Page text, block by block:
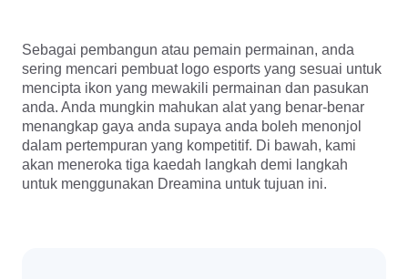
Sebagai pembangun atau pemain permainan, anda
sering mencari pembuat logo esports yang sesuai untuk
mencipta ikon yang mewakili permainan dan pasukan
anda. Anda mungkin mahukan alat yang benar-benar
menangkap gaya anda supaya anda boleh menonjol
dalam pertempuran yang kompetitif. Di bawah, kami
akan meneroka tiga kaedah langkah demi langkah
untuk menggunakan Dreamina untuk tujuan ini.